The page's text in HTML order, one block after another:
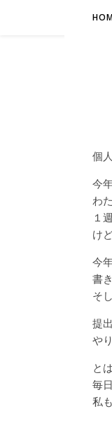
個
今
わ
１
け
今
書
そ
提
や
と
毎
私